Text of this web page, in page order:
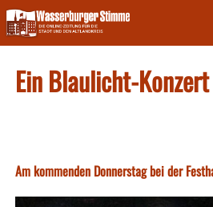
Skip
to
content
Ein Blaulicht-Konzert
Am kommenden Donnerstag bei der